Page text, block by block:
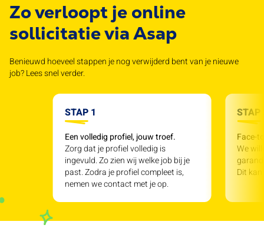
Zo verloopt je online
sollicitatie via Asap
Benieuwd hoeveel stappen je nog verwijderd bent van je nieuwe
job? Lees snel verder.
STAP 1
Een volledig profiel, jouw troef.
Zorg dat je profiel volledig is
ingevuld. Zo zien wij welke job bij je
past. Zodra je profiel compleet is,
nemen we contact met je op.
STAP
Face-
We
Dit